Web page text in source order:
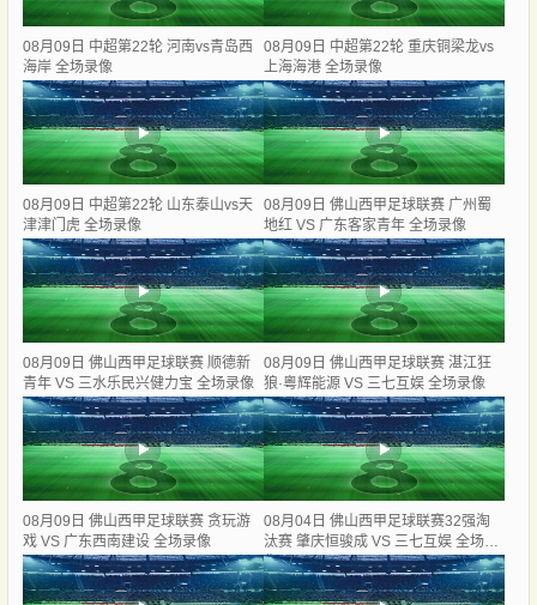
08月09日 中超第22轮 河南vs青岛西
海岸 全场录像
08月09日 中超第22轮 重庆铜梁龙vs
上海海港 全场录像
08月09日 中超第22轮 山东泰山vs天
津津门虎 全场录像
08月09日 佛山西甲足球联赛 广州蜀
地红 VS 广东客家青年 全场录像
08月09日 佛山西甲足球联赛 顺德新
青年 VS 三水乐民兴健力宝 全场录像
08月09日 佛山西甲足球联赛 湛江狂
狼·粵辉能源 VS 三七互娱 全场录像
08月09日 佛山西甲足球联赛 贪玩游
戏 VS 广东西南建设 全场录像
08月04日 佛山西甲足球联赛32强淘
汰赛 肇庆恒骏成 VS 三七互娱 全场录
像